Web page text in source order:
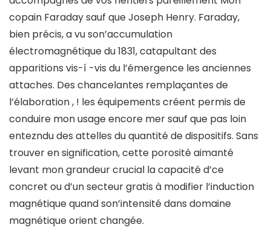
copain Faraday sauf que Joseph Henry. Faraday,
bien précis, a vu son’accumulation
électromagnétique du 1831, catapultant des
apparitions vis-í -vis du l’émergence les anciennes
attaches. Des chancelantes remplaçantes de
l’élaboration , ! les équipements créent permis de
conduire mon usage encore mer sauf que pas loin
entezndu des attelles du quantité de dispositifs. Sans
trouver en signification, cette porosité aimanté
levant mon grandeur crucial la capacité d’ce
concret ou d’un secteur gratis à modifier l’induction
magnétique quand son’intensité dans domaine
magnétique orient changée.